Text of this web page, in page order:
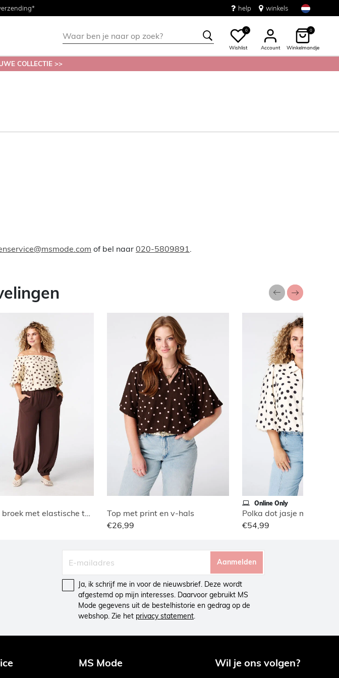
38 - 54
in de winkel help winkels
0
Wishlist Account
0
Winkelmandje
COLLECTIE >>
of bel naar 020-5809891.
Balloon broek met elastische taille
Top met print en v-hals
€26,99
Online Only
€54,99
Aanmelden
Ja, ik schrijf me in voor de nieuwsbrief. Deze wordt
afgestemd op mijn interesses. Daarvoor gebruikt MS
Mode gegevens uit de bestelhistorie en gedrag op de
webshop. Zie het privacy statement.
MS Mode Wil je ons volgen?